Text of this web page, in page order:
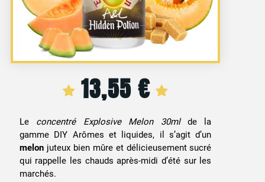
13,55 €
Le concentré Explosive Melon 30mlde la
gamme DIY Arômes et liquides, il s’agit d’un
melonjuteux bien mûre et délicieusement sucré
qui rappelle les chauds après-midi d’été sur les
marchés.